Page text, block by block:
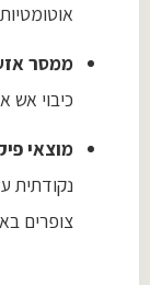
ממסר
כיבוי אש
מוצאי
נקודתית
צופרים